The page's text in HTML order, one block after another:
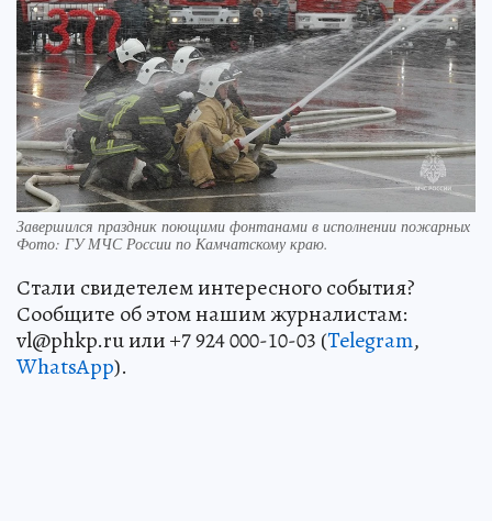
Завершился праздник поющими фонтанами в исполнении пожарных
Фото: ГУ МЧС России по Камчатскому краю.
Стали свидетелем интересного события?
Сообщите об этом нашим журналистам:
vl@phkp.ru или +7 924 000-10-03 (Telegram,
WhatsApp).